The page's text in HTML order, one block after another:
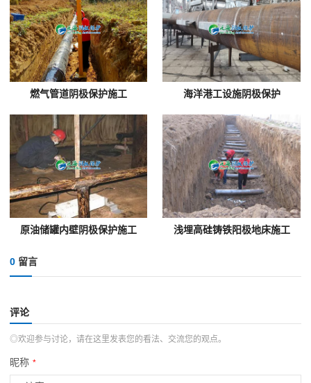
燃气管道阴极保护施工 海洋港工设施阴极保护
原油储罐内壁阴极保护施工 浅埋高硅铸铁阳极地床施工
0 留言
评论
◎欢迎参与讨论，请在这里发表您的看法、交流您的观点。
昵称 *